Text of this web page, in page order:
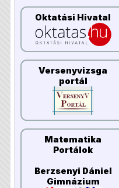
Oktatási Hivatal
Versenyvizsga
portál
Matematika
Portálok
Berzsenyi Dániel
Gimnázium